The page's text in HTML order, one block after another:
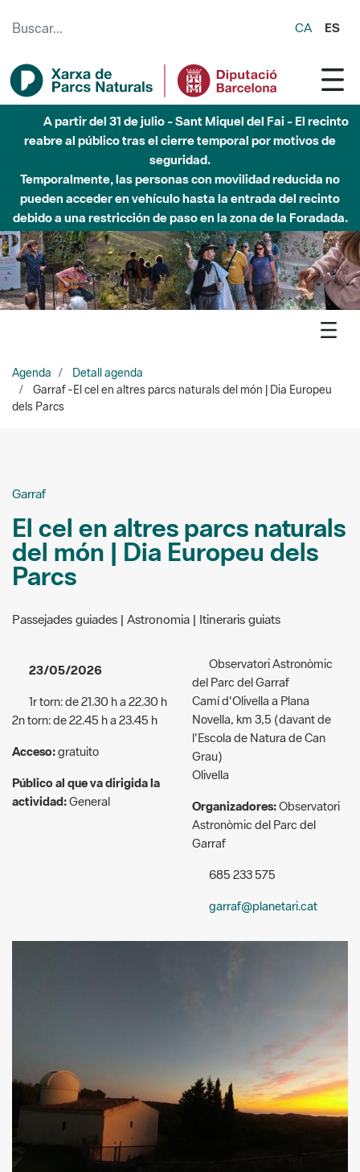
CA ES
6 de agosto - Parque Fluvial Besós - Activación de la
Fase de Alerta del Parque Fluvial del Besòs por lluvias
intensas.
Cerrados los accesos al Parque.
dels Parcs
El cel en altres parcs naturals
del món | Dia Europeu dels
Parcs
Passejades guiades | Astronomia | Itineraris guiats
23/05/2026
1r torn: de 21.30 h a 22.30 h
Acceso: gratuito
Público al que va dirigida la
actividad:
Observatori Astronòmic
Camí d'Olivella a Plana
Novella, km 3,5 (davant de
l'Escola de Natura de Can
Grau)
Olivella
Organizadores:
Garraf
685 233 575
garraf@planetari.cat
© OA Parc del Garraf